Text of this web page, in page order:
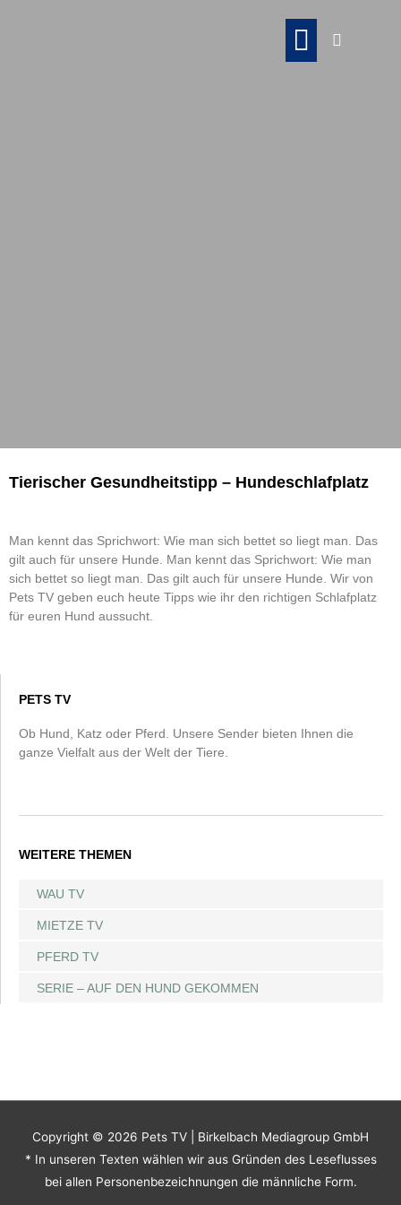
Tierischer Gesundheitstipp – Hundeschlafplatz
Man kennt das Sprichwort: Wie man sich bettet so liegt man. Das
gilt auch für unsere Hunde. Man kennt das Sprichwort: Wie man
sich bettet so liegt man. Das gilt auch für unsere Hunde. Wir von
Pets TV geben euch heute Tipps wie ihr den richtigen Schlafplatz
für euren Hund aussucht.
PETS TV
Ob Hund, Katz oder Pferd. Unsere Sender bieten Ihnen die
ganze Vielfalt aus der Welt der Tiere.
WEITERE THEMEN
WAU TV
MIETZE TV
PFERD TV
SERIE – AUF DEN HUND GEKOMMEN
Copyright © 2026 Pets TV | Birkelbach Mediagroup GmbH
* In unseren Texten wählen wir aus Gründen des Leseflusses
bei allen Personenbezeichnungen die männliche Form.